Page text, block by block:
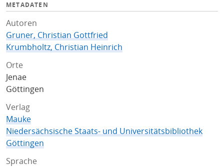
METADATEN
Autoren
Gruner, Christian Gottfried
Krumbholtz, Christian Heinrich
Orte
Jenae
Göttingen
Verlag
Mauke
Niedersächsische Staats- und Universitätsbibliothek
Göttingen
Sprache